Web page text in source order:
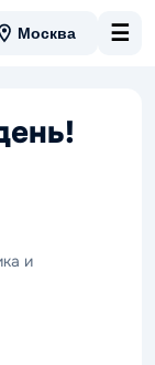
Москва ☰
и